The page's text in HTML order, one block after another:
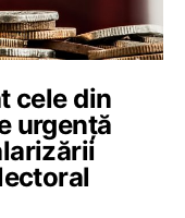
cele din
urgență